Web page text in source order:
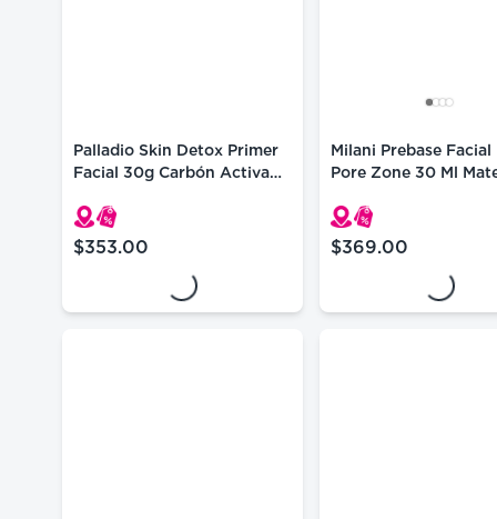
Palladio Skin Detox Primer
Facial 30g Carbón Activado
$353.00
precio actual $353.00
Loading...
Milani Prebase Facial
Pore Zone 30 Ml
$369.00
precio actual
Loading...